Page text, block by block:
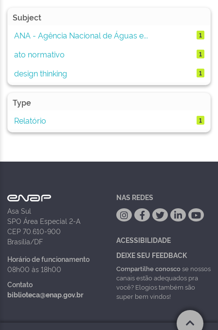
Subject
ANA - Agência Nacional de Águas e...
1
ato normativo 1
design thinking 1
Type
Relatório
1
Asa Sul
SPO Área Especial 2-A
CEP 70.610-900
Brasília/DF
Horário de funcionamento
08h00 às 18h00
Contato
biblioteca@enap.gov.br
NAS REDES
ACESSIBILIDADE
DEIXE SEU FEEDBACK
Compartilhe conoscose nossos
canais estão adequados pra
você? Elogios também são
super bem vindos!